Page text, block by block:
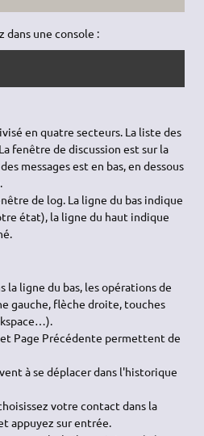
dans une console :
en quatre secteurs. La liste des
fenêtre de discussion est sur la
messages est en bas, en dessous
de log. La ligne du bas indique
état), la ligne du haut indique
la ligne du bas, les opérations de
gauche, flèche droite, touches
Page Précédente permettent de
à se déplacer dans l'historique
votre contact dans la
appuyez sur entrée.